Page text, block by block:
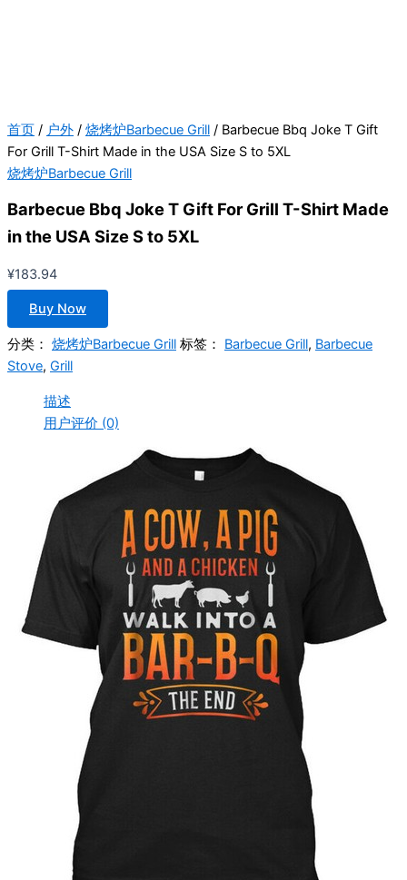
首页 / 户外 / 烧烤炉Barbecue Grill / Barbecue Bbq Joke T Gift
For Grill T-Shirt Made in the USA Size S to 5XL
烧烤炉Barbecue Grill
Barbecue Bbq Joke T Gift For Grill T-Shirt Made
in the USA Size S to 5XL
¥183.94
Buy Now
分类： 烧烤炉Barbecue Grill 标签： Barbecue Grill, Barbecue
Stove, Grill
描述
用户评价 (0)